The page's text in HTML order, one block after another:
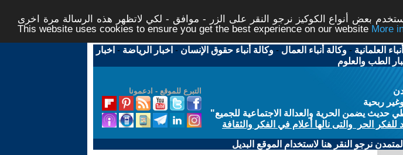
بعض أنواع الكوكيز نرجو النقر على الزر - موافق - لكي لاتظهر هذه الرسالة مرة اخرى -
This website uses cookies to ensure you get the best experience on our website
العلمانية -وكالة أنباء العمال -وكالة أنباء حقوق الإنسان - اخبار الرياضة - اخبار
الطب والعلوم
التبرع للموقع - ادعمونا
ربحية
يضمن الحرية والعدالة الاجتماعية للجميع"
الحر والتى نالها أعلام في الفكر والثقافة
نرجو النقر هنا لاستخدام الموقع البديل